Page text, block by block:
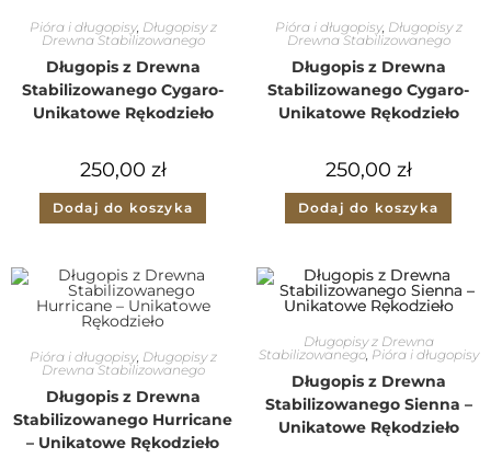
Pióra i długopisy, Długopisy z
Drewna Stabilizowanego
Długopis z Drewna
Stabilizowanego Cygaro-
Unikatowe Rękodzieło
250,00 zł
Dodaj do koszyka
Pióra i długopisy, Długopisy z
Drewna Stabilizowanego
Długopis z Drewna
Stabilizowanego Cygaro-
Unikatowe Rękodzieło
250,00 zł
Dodaj do koszyka
Pióra i długopisy, Długopisy z
Drewna Stabilizowanego
Długopis z Drewna
Stabilizowanego Hurricane
– Unikatowe Rękodzieło
Długopisy z Drewna
Stabilizowanego, Pióra i długopisy
Długopis z Drewna
Stabilizowanego Sienna –
Unikatowe Rękodzieło